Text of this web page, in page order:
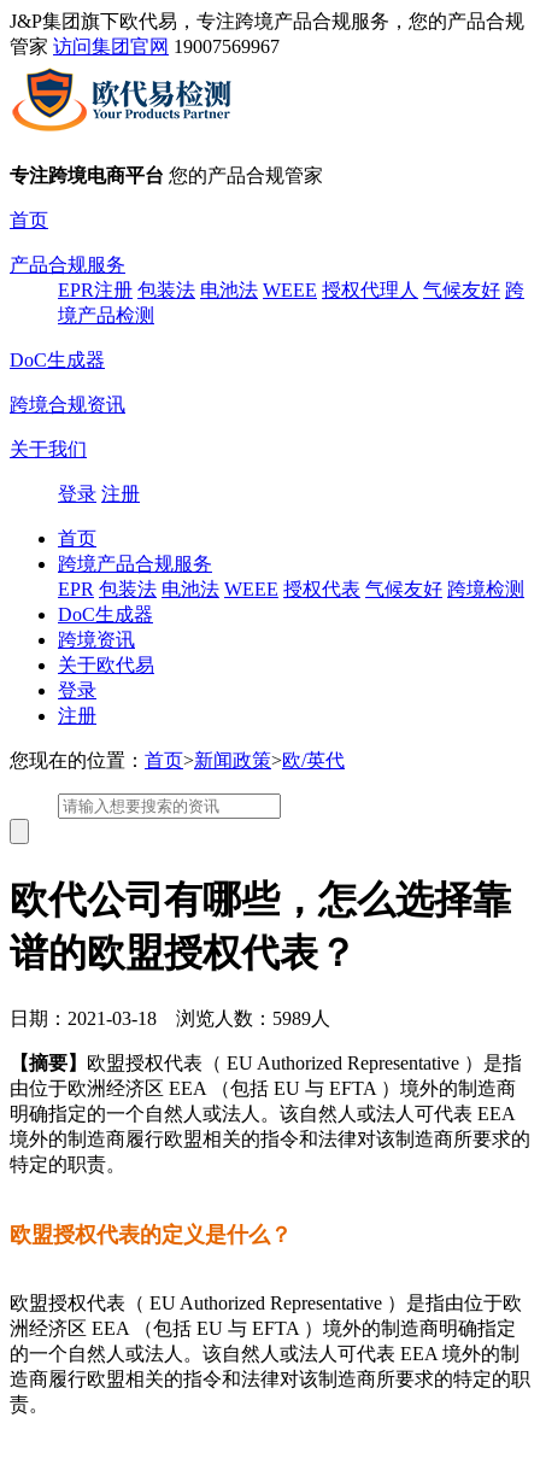
J&P集团旗下欧代易，专注跨境产品合规服务，您的产品合规
管家 访问集团官网 19007569967
专注跨境电商平台 您的产品合规管家
首页
产品合规服务
EPR注册 包装法 电池法 WEEE 授权代理人 气候友好 跨
境产品检测
DoC生成器
跨境合规资讯
关于我们
登录 注册
首页
跨境产品合规服务
EPR 包装法 电池法 WEEE 授权代表 气候友好 跨境检测
DoC生成器
跨境资讯
关于欧代易
登录
注册
您现在的位置： 首页>新闻政策>欧/英代
欧代公司有哪些，怎么选择靠
谱的欧盟授权代表？
日期：2021-03-18 浏览人数：5989人
【摘要】 欧盟授权代表（ EU Authorized Representative ）是指
由位于欧洲经济区 EEA （包括 EU 与 EFTA ）境外的制造商
明确指定的一个自然人或法人。该自然人或法人可代表 EEA
境外的制造商履行欧盟相关的指令和法律对该制造商所要求的
特定的职责。
欧盟授权代表的定义是什么？
欧盟授权代表（ EU Authorized Representative ）是指由位于欧
洲经济区 EEA （包括 EU 与 EFTA ）境外的制造商明确指定
的一个自然人或法人。该自然人或法人可代表 EEA 境外的制
造商履行欧盟相关的指令和法律对该制造商所要求的特定的职
责。